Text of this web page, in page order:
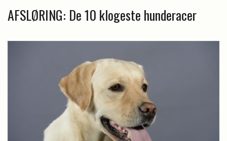
AFSLØRING: De 10 klogeste hunderacer